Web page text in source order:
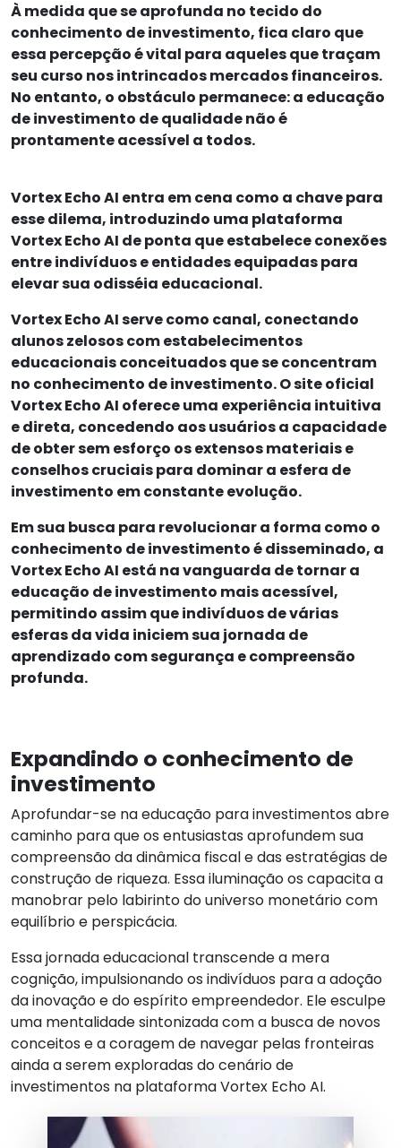
À medida que se aprofunda no tecido do
conhecimento de investimento, fica claro que
essa percepção é vital para aqueles que traçam
seu curso nos intrincados mercados financeiros.
No entanto, o obstáculo permanece: a educação
de investimento de qualidade não é
prontamente acessível a todos.
Vortex Echo AI entra em cena como a chave para
esse dilema, introduzindo uma plataforma
Vortex Echo AI de ponta que estabelece conexões
entre indivíduos e entidades equipadas para
elevar sua odisséia educacional.
Vortex Echo AI serve como canal, conectando
alunos zelosos com estabelecimentos
educacionais conceituados que se concentram
no conhecimento de investimento. O site oficial
Vortex Echo AI oferece uma experiência intuitiva
e direta, concedendo aos usuários a capacidade
de obter sem esforço os extensos materiais e
conselhos cruciais para dominar a esfera de
investimento em constante evolução.
Em sua busca para revolucionar a forma como o
conhecimento de investimento é disseminado, a
Vortex Echo AI está na vanguarda de tornar a
educação de investimento mais acessível,
permitindo assim que indivíduos de várias
esferas da vida iniciem sua jornada de
aprendizado com segurança e compreensão
profunda.
Expandindo o conhecimento de
investimento
Aprofundar-se na educação para investimentos abre
caminho para que os entusiastas aprofundem sua
compreensão da dinâmica fiscal e das estratégias de
construção de riqueza. Essa iluminação os capacita a
manobrar pelo labirinto do universo monetário com
equilíbrio e perspicácia.
Essa jornada educacional transcende a mera
cognição, impulsionando os indivíduos para a adoção
da inovação e do espírito empreendedor. Ele esculpe
uma mentalidade sintonizada com a busca de novos
conceitos e a coragem de navegar pelas fronteiras
ainda a serem exploradas do cenário de
investimentos na plataforma Vortex Echo AI.